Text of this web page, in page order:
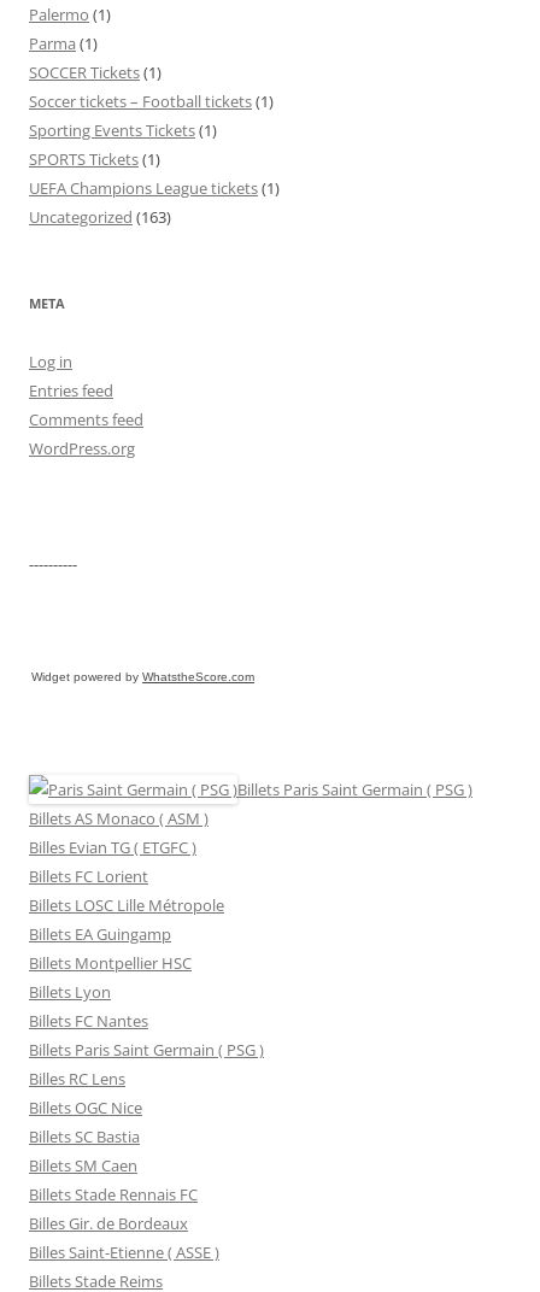
Palermo (1)
Parma (1)
SOCCER Tickets(1)
Soccer tickets – Football tickets(1)
Sporting Events Tickets(1)
SPORTS Tickets(1)
UEFA Champions League tickets(1)
Uncategorized (163)
META
Log in
Entries feed
Comments feed
WordPress.org
----------
Widget powered by WhatstheScore.com
Billets Paris Saint Germain ( PSG )
Billets AS Monaco ( ASM )
Billes Evian TG ( ETGFC )
Billets FC Lorient
Billets LOSC Lille Métropole
Billets EA Guingamp
Billets Montpellier HSC
Billets Lyon
Billets FC Nantes
Billets Paris Saint Germain ( PSG )
Billes RC Lens
Billets OGC Nice
Billets SC Bastia
Billets SM Caen
Billets Stade Rennais FC
Billes Gir. de Bordeaux
Billes Saint-Etienne ( ASSE )
Billets Stade Reims